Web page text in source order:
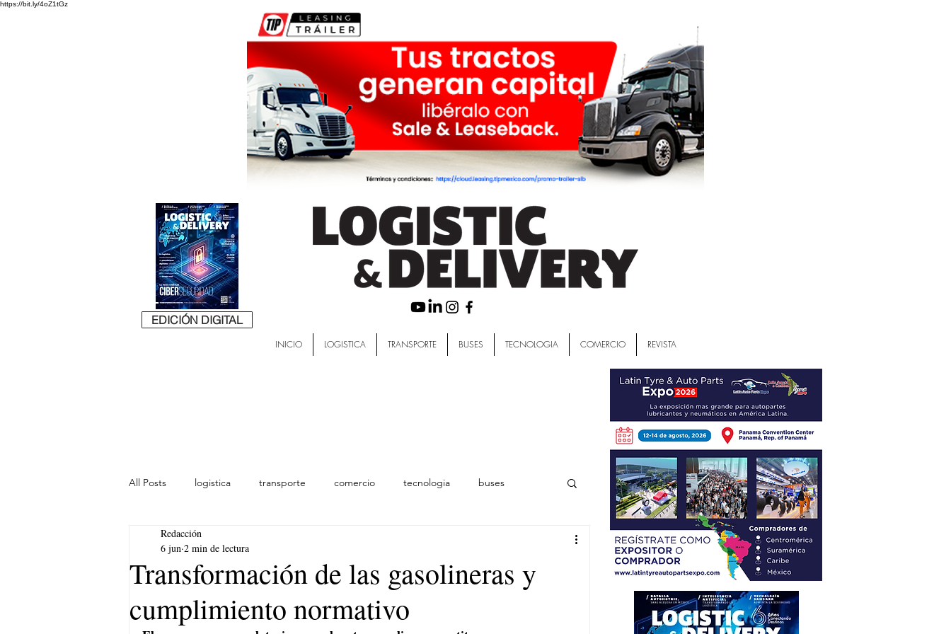
https://bit.ly/4oZ1tGz
EDICIÓN DIGITAL
INICIO LOGISTICA TRANSPORTE BUSES TECNOLOGIA COMERCIO REVISTA
All Posts logistica transporte comercio tecnologia buses
lideres
Transformación de las gasolineras y
cumplimiento normativo
Redacción
6 jun 2 min de lectura